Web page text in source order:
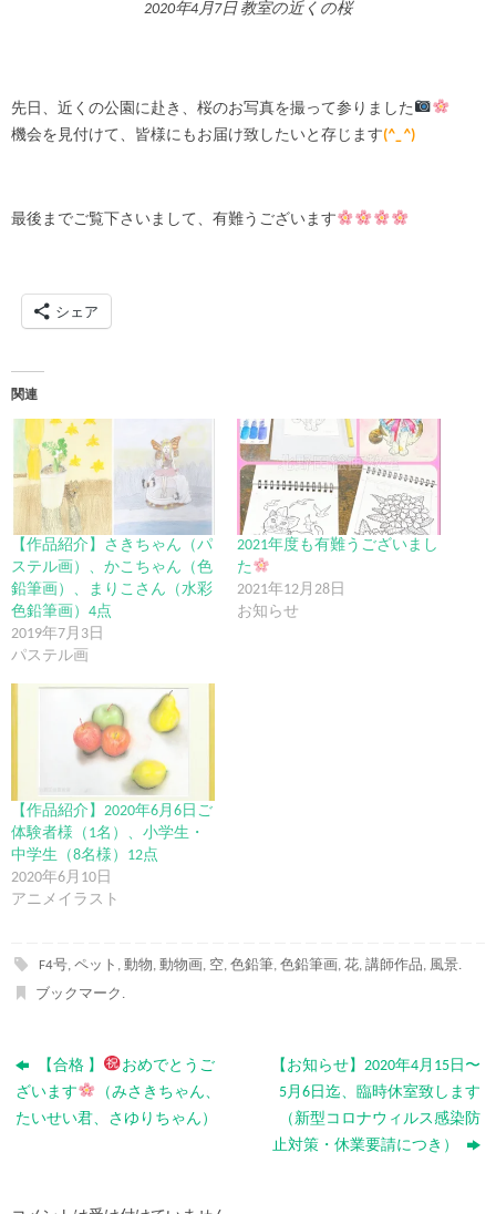
2020年4月7日 教室の近くの桜
先日、近くの公園に赴き、桜のお写真を撮って参りました
機会を見付けて、皆様にもお届け致したいと存じます(^_^)
最後までご覧下さいまして、有難うございます
シェア
関連
【作品紹介】さきちゃん（パ
ステル画）、かこちゃん（色
鉛筆画）、まりこさん（水彩
色鉛筆画）4点
2019年7月3日
パステル画
2021年度も有難うございまし
た
2021年12月28日
お知らせ
【作品紹介】2020年6月6日ご
体験者様（1名）、小学生・
中学生（8名様）12点
2020年6月10日
アニメイラスト
F4号, ペット , 動物, 動物画, 空, 色鉛筆, 色鉛筆画, 花, 講師作品, 風景.
ブックマーク .
【合格 】
おめでとうご
ざいます
（みさきちゃん、
たいせい君、さゆりちゃん）
【お知らせ】2020年4月15日〜
5月6日迄、臨時休室致します
（新型コロナウィルス感染防
止対策・休業要請につき）